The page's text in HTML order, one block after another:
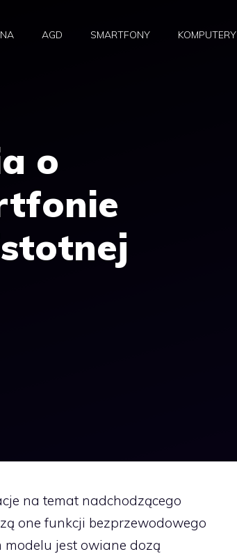
AGD SMARTFONY KOMPUTERY
o
na temat nadchodzącego
one funkcji bezprzewodowego
modelu jest owiane dozą